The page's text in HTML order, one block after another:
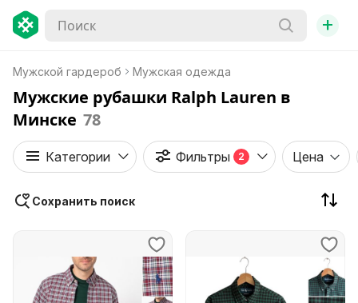
+
Мужской гардероб Мужская одежда
Мужские рубашки Ralph Lauren в
Минске 78
Категории Фильтры 2 Цена
Сохранить поиск